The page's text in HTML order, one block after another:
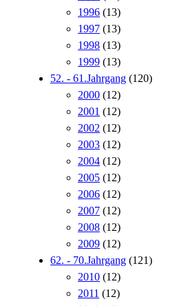
1996 (13)
1997 (13)
1998 (13)
1999 (13)
52. - 61.Jahrgang (120)
2000 (12)
2001 (12)
2002 (12)
2003 (12)
2004 (12)
2005 (12)
2006 (12)
2007 (12)
2008 (12)
2009 (12)
62. - 70.Jahrgang (121)
2010 (12)
2011 (12)